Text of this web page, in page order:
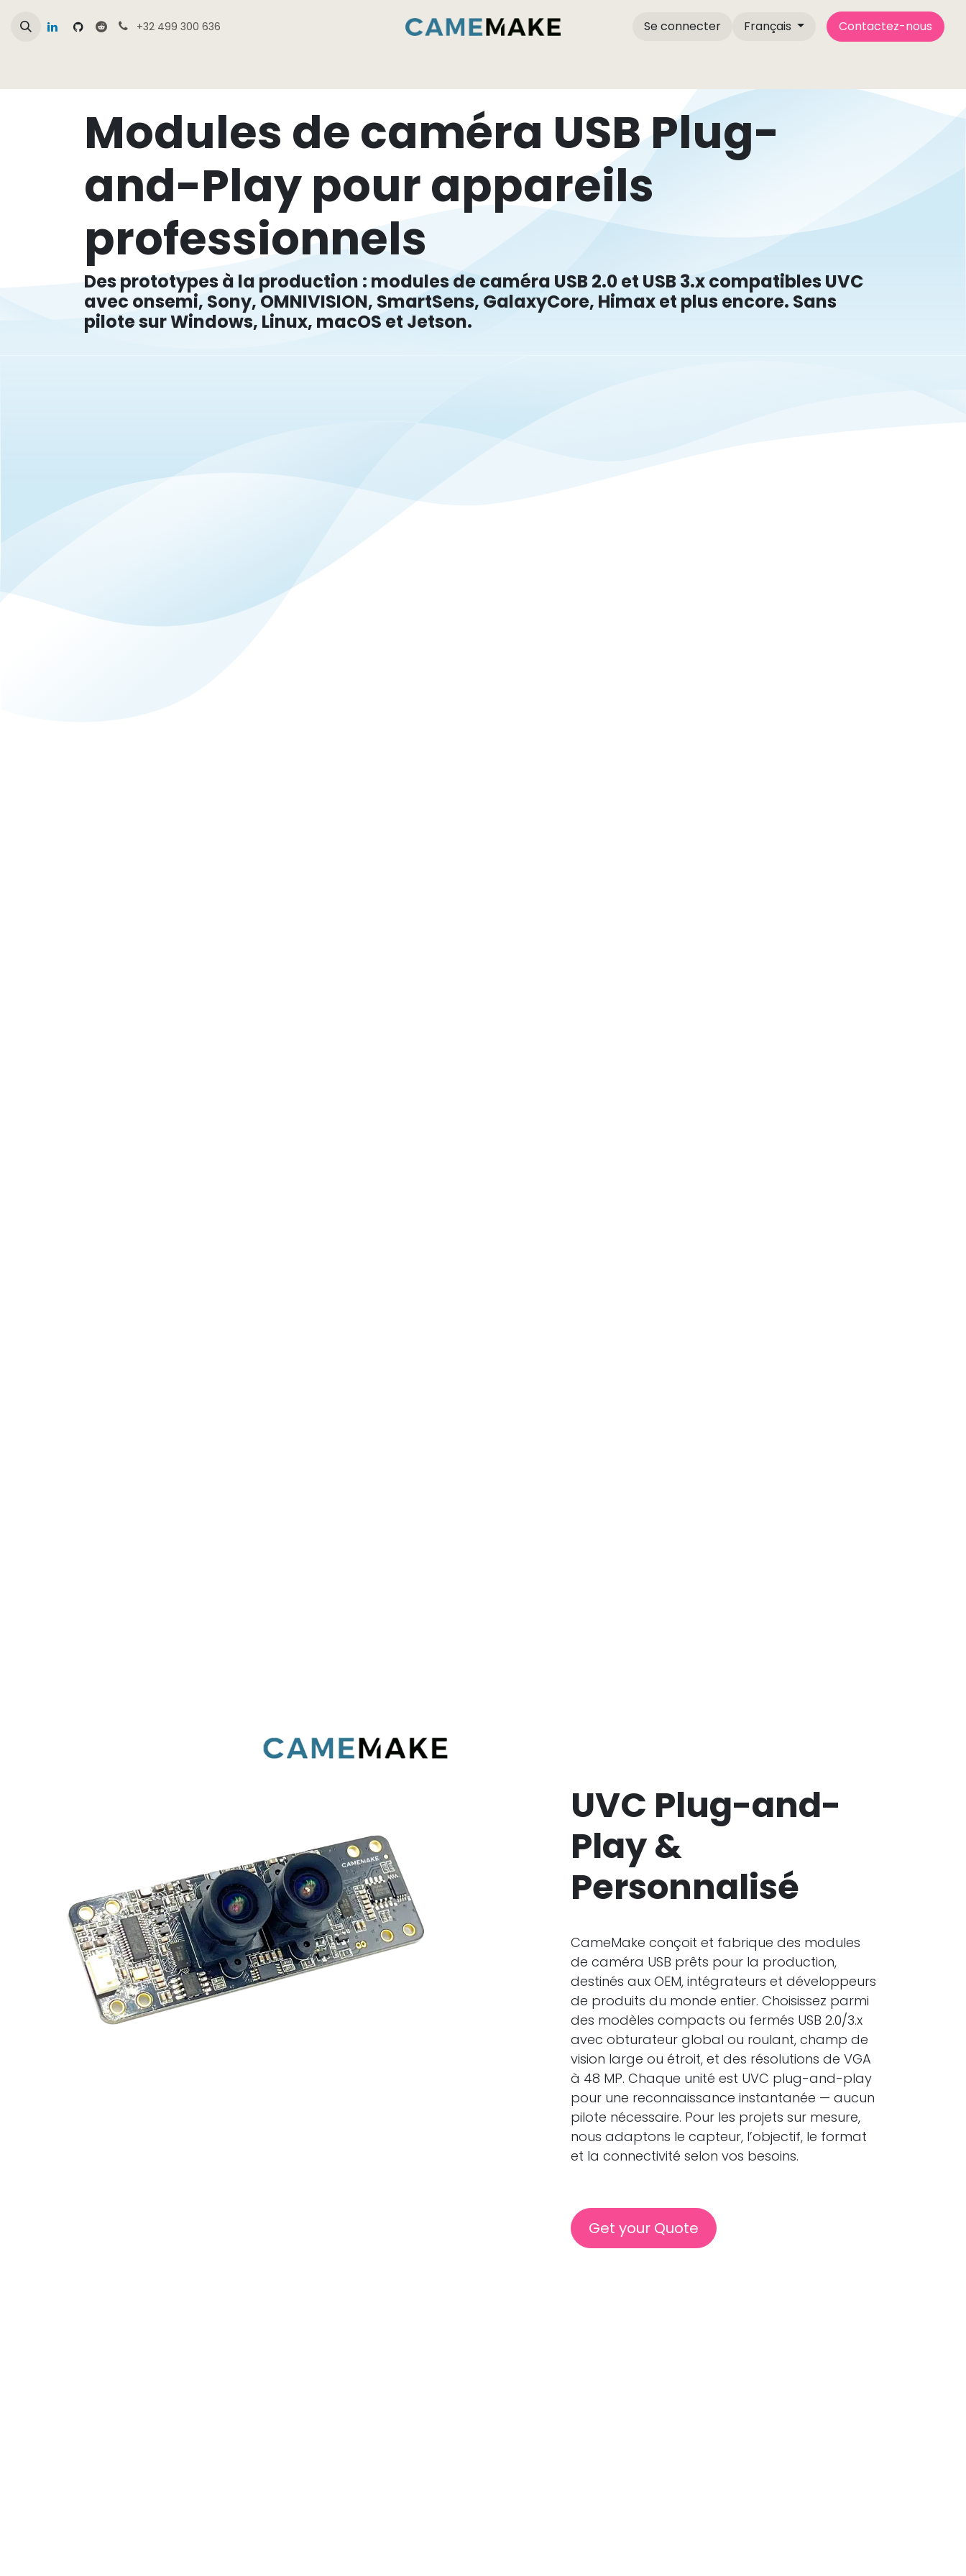
+32 499 300 636 Se connecter Français Contactez-nous
Modules de caméra USB Plug-
and-Play pour appareils
professionnels
Des prototypes à la production : modules de caméra USB 2.0 et USB 3.x compatibles UVC
avec onsemi, Sony, OMNIVISION, SmartSens, GalaxyCore, Himax et plus encore. Sans
pilote sur Windows, Linux, macOS et Jetson.
UVC Plug-and-
Play &
Personnalisé
CameMake conçoit et fabrique des modules
de caméra USB prêts pour la production,
destinés aux OEM, intégrateurs et développeurs
de produits du monde entier. Choisissez parmi
des modèles compacts ou fermés USB 2.0/3.x
avec obturateur global ou roulant, champ de
vision large ou étroit, et des résolutions de VGA
à 48 MP. Chaque unité est UVC plug-and-play
pour une reconnaissance instantanée — aucun
pilote nécessaire. Pour les projets sur mesure,
nous adaptons le capteur, l’objectif, le format
et la connectivité selon vos besoins.
Get your Quote